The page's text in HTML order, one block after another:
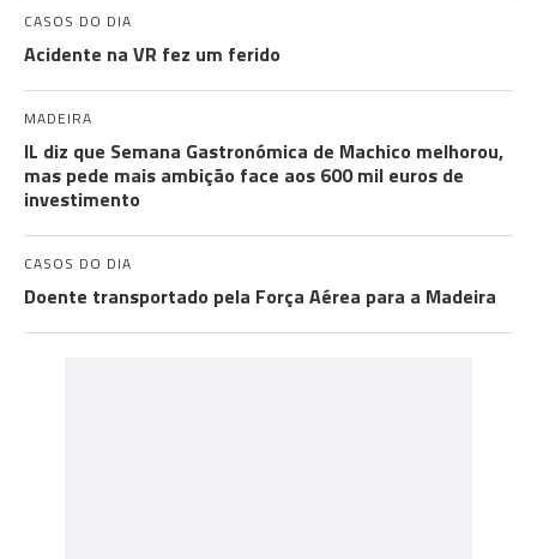
CASOS DO DIA
Acidente na VR fez um ferido
MADEIRA
IL diz que Semana Gastronómica de Machico melhorou,
mas pede mais ambição face aos 600 mil euros de
investimento
CASOS DO DIA
Doente transportado pela Força Aérea para a Madeira